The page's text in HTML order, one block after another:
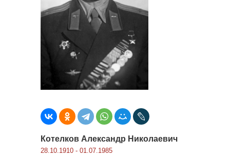
Котелков Александр Николаевич
28.10.1910 - 01.07.1985